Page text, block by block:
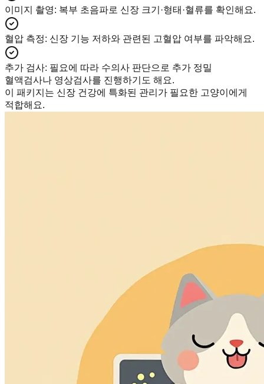
이미지 촬영: 복부 초음파로 신장 크기·형태·혈류를 확인해요.
혈압 측정: 신장 기능 저하와 관련된 고혈압 여부를 파악해요.
추가 검사: 필요에 따라 수의사 판단으로 추가 정밀
혈액검사나 영상검사를 진행하기도 해요.
이 패키지는 신장 건강에 특화된 관리가 필요한 고양이에게
적합해요.